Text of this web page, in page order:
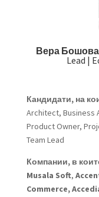
Вера Бошова
Lead |
Кандидати, на
Architect, Business
Product Owner,
Team Lead
Компании, в
Musala Soft,
Commerce,